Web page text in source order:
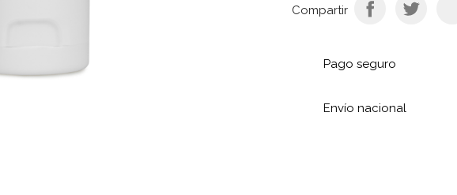
Compartir
Pago seguro
Envío nacional